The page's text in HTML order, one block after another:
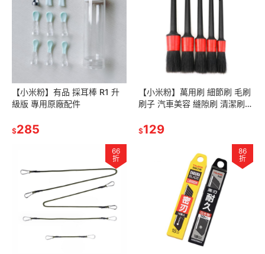
【小米粉】有品 採耳棒 R1 升
級版 專用原廠配件
$285
【小米粉】萬用刷 細節刷 毛刷
刷子 汽車美容 縫隙刷 清潔刷
清潔 保養
$129
66
折
86
折